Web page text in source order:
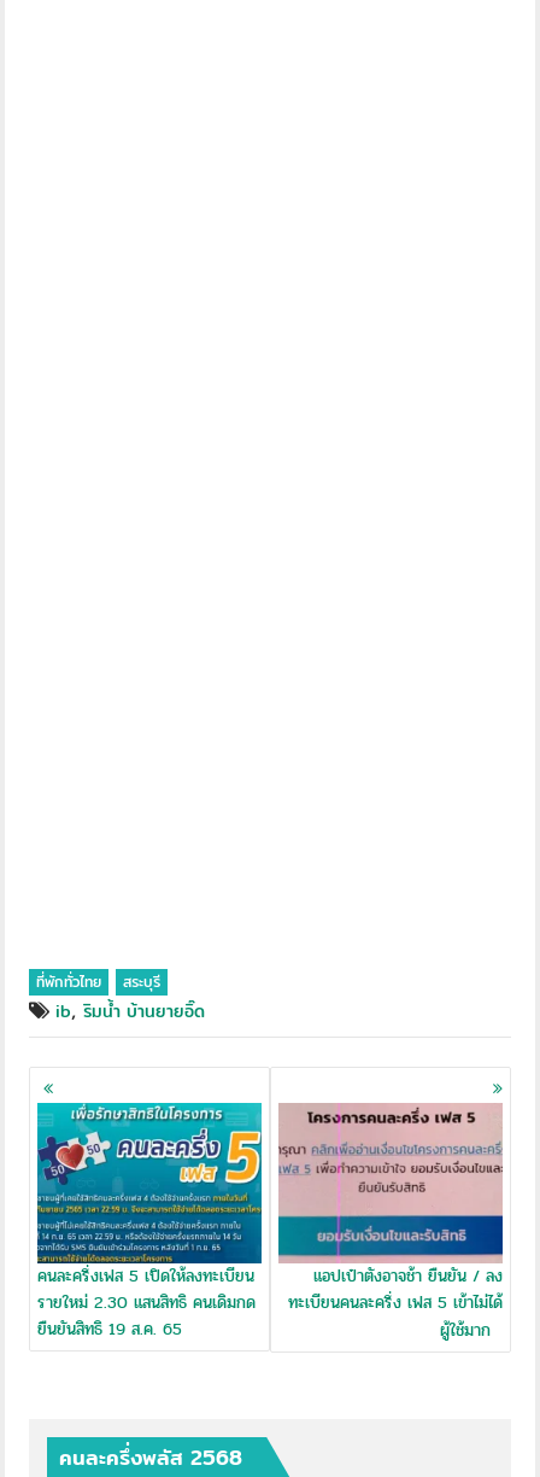
ที่พักทั่วไทย สระบุรี
ib,ริมน้ำ บ้านยายอิ๊ด
Posts
navigation
คนละครึ่งเฟส 5 เปิดให้ลงทะเบียน
รายใหม่ 2.30 แสนสิทธิ คนเดิมกด
ยืนยันสิทธิ 19 ส.ค. 65
แอปเป๋าตังอาจช้า ยืนยัน / ลง
ทะเบียนคนละครึ่ง เฟส 5 เข้าไม่ได้
ผู้ใช้มาก
คนละครึ่งพลัส 2568